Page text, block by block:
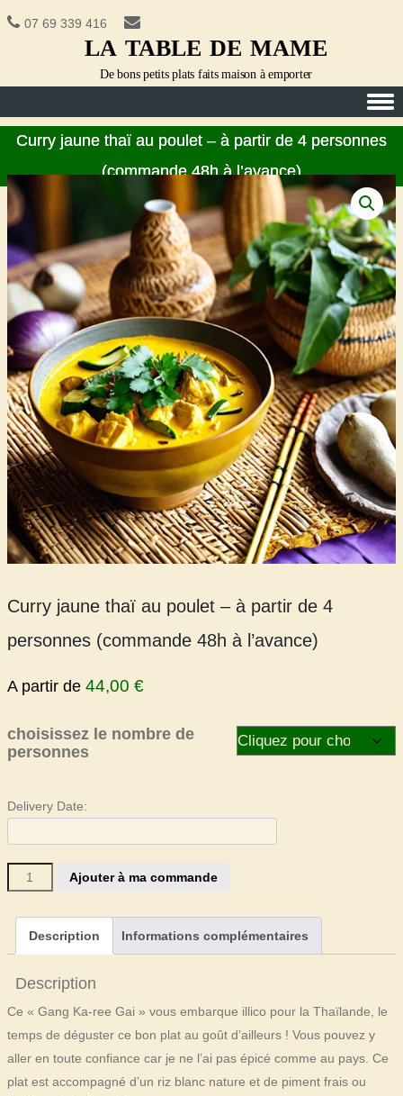
07 69 339 416
la table de mame
De bons petits plats faits maison à emporter
Skip to content
Curry jaune thaï au poulet – à partir de 4 personnes
(commande 48h à l’avance)
Curry jaune thaï au poulet – à partir de 4
personnes (commande 48h à l’avance)
A partir de 44,00 €
choisissez le nombre de
personnes
Delivery Date:
quantité
Curry
jaune
au
poulet
-
à
partir
Ajouter à ma commande
Description Informations complémentaires
Description
Ce « Gang Ka-ree Gai » vous embarque illico pour la Thaïlande, le
temps de déguster ce bon plat au goût d’ailleurs ! Vous pouvez y
aller en toute confiance car je ne l’ai pas épicé comme au pays. Ce
plat est accompagné d’un riz blanc nature et de piment frais ou